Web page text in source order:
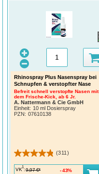
Rhinospray Plus Nasenspray bei
Schnupfen & verstopfter Nase
Befreit schnell verstopfte Nasen mit
dem Frische-Kick, ab 6 Jr.
A. Nattermann & Cie GmbH
Einheit: 10 ml Dosierspray
PZN: 07610138
(311)
VK
1
: 9,97 €*
43%